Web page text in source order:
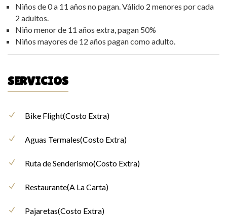
Niños de 0 a 11 años no pagan. Válido 2 menores por cada
2 adultos.
Niño menor de 11 años extra, pagan 50%
Niños mayores de 12 años pagan como adulto.
SERVICIOS
Bike Flight(Costo Extra)
Aguas Termales(Costo Extra)
Ruta de Senderismo(Costo Extra)
Restaurante(A La Carta)
Pajaretas(Costo Extra)